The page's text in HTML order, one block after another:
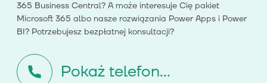
365 Business Central? A może interesuje Cię pakiet
Microsoft 365 albo nasze rozwiązania Power Apps i Power
BI? Potrzebujesz bezpłatnej konsultacji?
Pokaż telefon...